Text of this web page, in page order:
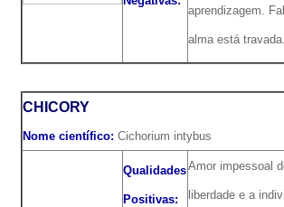
aprendizagem.
alma está travada.
CHICORY
Nome científico: Cichorium intybus
Qualidades
Positivas:
Amor impessoal
liberdade e a